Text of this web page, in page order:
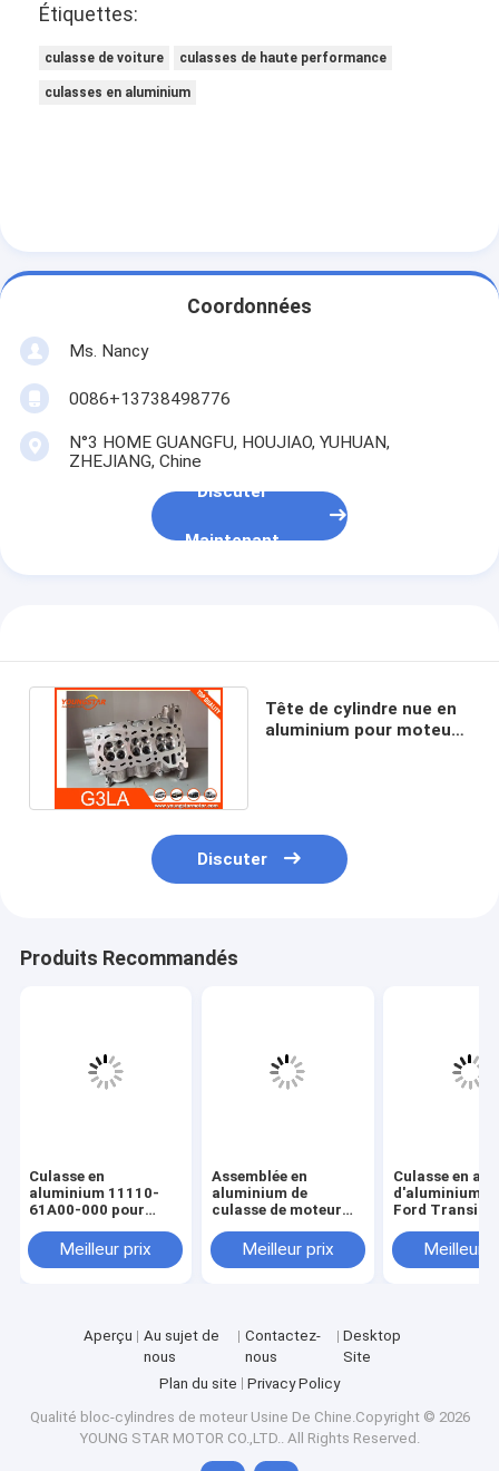
Étiquettes:
culasse de voiture culasses de haute performance
culasses en aluminium
Coordonnées
Ms. Nancy
0086+13738498776
N°3 HOME GUANGFU, HOUJIAO, YUHUAN,
ZHEJIANG, Chine
Discuter
Maintenant
Tête de cylindre nue en
aluminium pour moteur
Discuter
Produits Recommandés
Culasse en
aluminium 11110-
61A00-000 pour
G16A-8V avec
garantie 60000 KMS
Meilleur prix
Assemblée en
aluminium de
culasse de moteur
avec la garantie de
60000 KMS
Meilleur prix
Culasse en
d'aluminium
Ford Transit
60000 KMS
Meilleur
Aperçu
Au sujet de
nous
Contactez-
nous
Desktop
Site
Plan du site
Privacy Policy
Qualité bloc-cylindres de moteurUsine De Chine.Copyright © 2026
YOUNG STAR MOTOR CO.,LTD.. All Rights Reserved.